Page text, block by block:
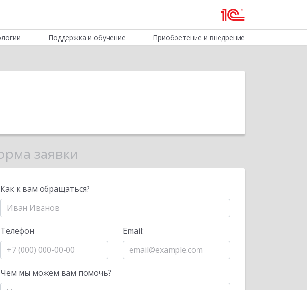
Поддержка и обучение Приобретение и внедрение
заявки
Как к вам обращаться?
Телефон Email:
Чем мы можем вам помочь?